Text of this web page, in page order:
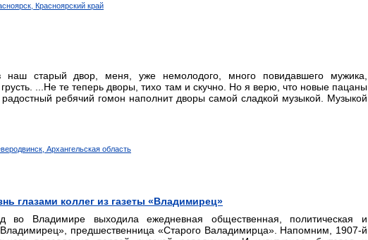
Красноярский край
наш старый двор, меня, уже немолодого, много повидавшего мужика,
...Не те теперь дворы, тихо там и скучно. Но я верю, что новые пацаны
ребячий гомон наполнит дворы самой сладкой музыкой. Музыкой
Архангельская область
глазами коллег из газеты «Владимирец»
во Владимире выходила ежедневная общественная, политическая и
предшественница «Старого Валадимирца». Напомним, 1907-й